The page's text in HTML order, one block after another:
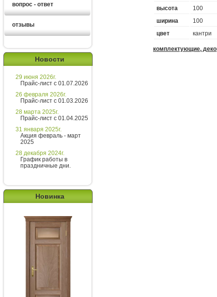
вопрос - ответ
отзывы
Новости
29 июня 2026г.
Прайс-лист с 01.07.2026
26 февраля 2026г.
Прайс-лист с 01.03.2026
28 марта 2025г.
Прайс-лист с 01.04.2025
31 января 2025г.
Акция февраль - март
2025
28 декабря 2024г.
График работы в
праздничные дни.
Новинка
высота
100
ширина
100
цвет
кантри
комплектующие,
Введите сообщение
Ирина
менеджер
Здравствуйте!